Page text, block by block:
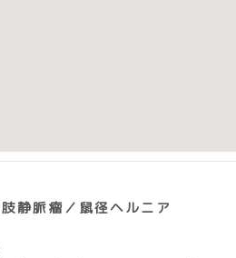
静脈瘤／鼠径ヘルニア